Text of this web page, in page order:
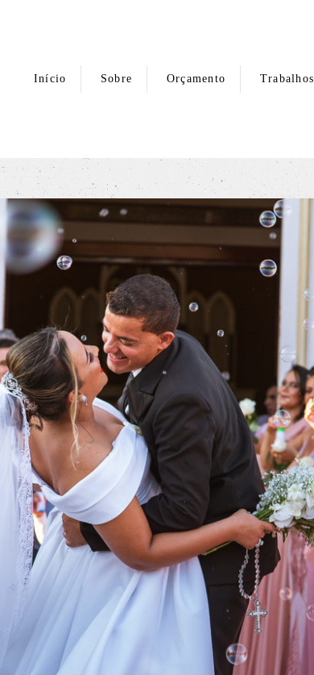
Início Sobre Orçamento Trabalhos